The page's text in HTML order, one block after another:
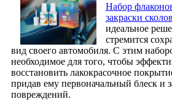
Набор
закраски
идеальное
стремится
вид своего автомобиля. С этим
необходимое для того, чтобы
восстановить лакокрасочное
придав ему первоначальный блеск и
повреждений.